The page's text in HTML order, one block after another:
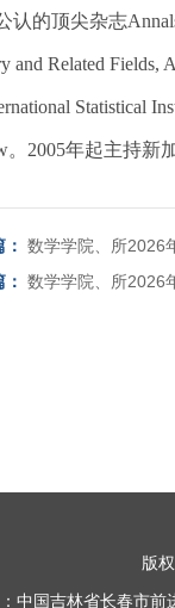
认的顶尖杂志
and Related
Statistical
。2005年起主持新
： 数学学院、所2026
数学学院、所2026
版
中国吉林省长春市